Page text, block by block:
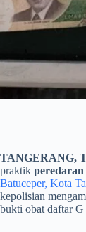
TANGERANG,
praktik peredaran
Batuceper, Kota
kepolisian
bukti obat daftar G